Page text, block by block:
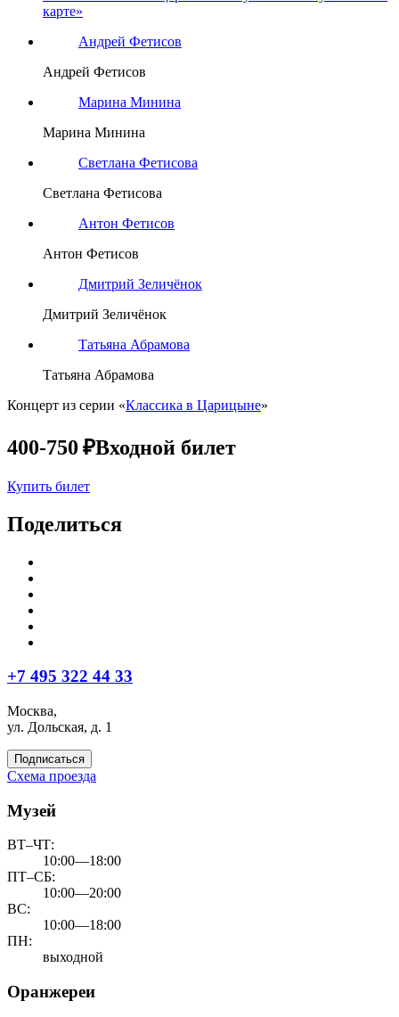
карте»
Андрей Фетисов
Андрей Фетисов
Марина Минина
Марина Минина
Светлана Фетисова
Светлана Фетисова
Антон Фетисов
Антон Фетисов
Дмитрий Зеличёнок
Дмитрий Зеличёнок
Татьяна Абрамова
Татьяна Абрамова
Концерт из серии «Классика в Царицыне»
400-750 ₽Входной билет
Купить билет
Поделиться
+7 495 322 44 33
Москва,
ул. Дольская, д. 1
Подписаться
Схема проезда
Музей
ВТ–ЧТ:
10:00—18:00
ПТ–СБ:
10:00—20:00
ВС:
10:00—18:00
ПН:
выходной
Оранжереи